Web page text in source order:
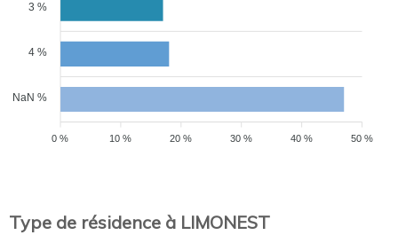
3 %
4 %
NaN %
50 %
40 %
30 %
20 %
10 %
0 %
Type de résidence à LIMONEST